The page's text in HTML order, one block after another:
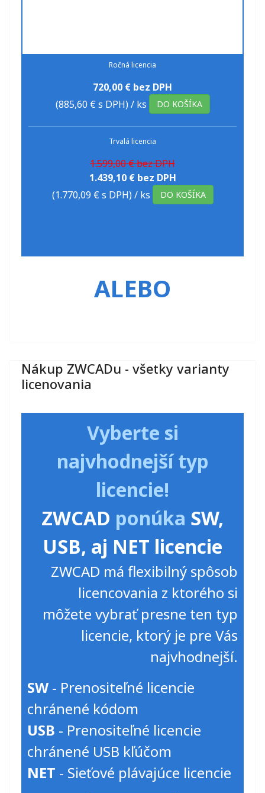
Ročná licencia
720,00 € bez DPH
(885,60 € s DPH) / ks DO KOŠÍKA
Trvalá licencia
1.599,00 € bez DPH
1.439,10 € bez DPH
(1.770,09 € s DPH) / ks DO KOŠÍKA
ALEBO
Nákup ZWCADu - všetky varianty
licenovania
Vyberte si
najvhodnejší typ
licencie!
ZWCAD ponúka SW,
USB, aj NET licencie
ZWCAD má flexibilný spôsob
licencovania z ktorého si
môžete vybrať presne ten typ
licencie, ktorý je pre Vás
najvhodnejší.
SW - Prenositeľné licencie
chránené kódom
USB - Prenositeľné licencie
chránené USB kľúčom
NET - Sieťové plávajúce licencie